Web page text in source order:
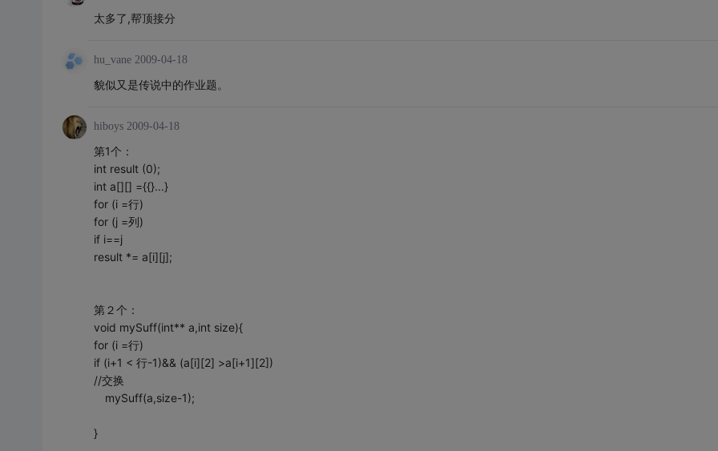
太多了,帮顶接分
hu_vane 2009-04-18
貌似又是传说中的作业题。
hiboys 2009-04-18
第1个：
int result (0);
int a[][] ={{}...}
for (i =行)
for (j =列)
if i==j
result *= a[i][j];
第２个：
void mySuff(int** a,int size){
for (i =行)
if (i+1 < 行-1)&& (a[i][2] >a[i+1][2])
//交换
mySuff(a,size-1);
}